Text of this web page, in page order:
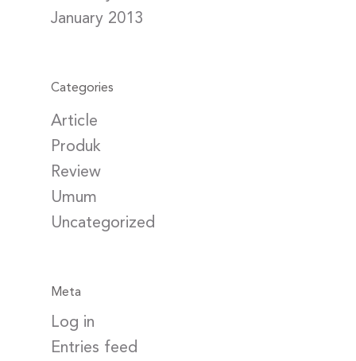
January 2013
Categories
Article
Produk
Review
Umum
Uncategorized
Meta
Log in
Entries feed